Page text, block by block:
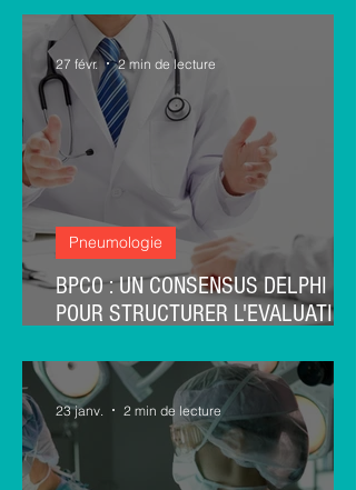
premiers résultats d’une étude non
contrôlée
BPCO : UN CONSENSUS DELPHI
POUR STRUCTURER L'EVALUATION
Pneumologie
27 févr. 2 min de lecture
23 janv. 2 min de lecture